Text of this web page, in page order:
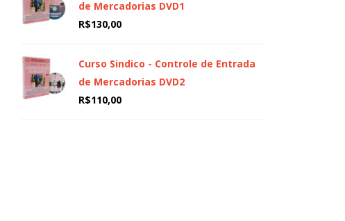
de Mercadorias DVD1
R$130,00
Curso Sindico - Controle de Entrada
de Mercadorias DVD2
R$110,00